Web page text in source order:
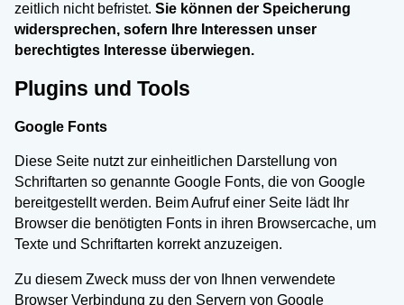
zeitlich nicht befristet.Sie können der Speicherung
widersprechen, sofern Ihre Interessen unser
berechtigtes Interesse überwiegen.
Plugins und Tools
Google Fonts
Diese Seite nutzt zur einheitlichen Darstellung von
Schriftarten so genannte Google Fonts, die von Google
bereitgestellt werden. Beim Aufruf einer Seite lädt Ihr
Browser die benötigten Fonts in ihren Browsercache, um
Texte und Schriftarten korrekt anzuzeigen.
Zu diesem Zweck muss der von Ihnen verwendete
Browser Verbindung zu den Servern von Google